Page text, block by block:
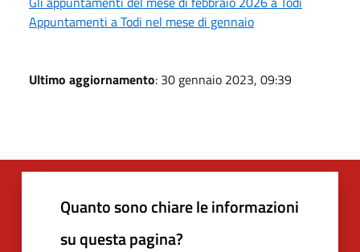
Appuntamenti a Todi nel mese di gennaio
Ultimo aggiornamento: 30 gennaio 2023, 09:39
Quanto sono chiare le informazioni
su questa pagina?